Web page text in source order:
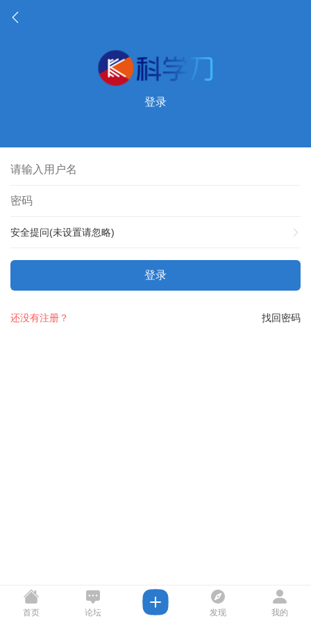
登录
安全提问(未设置请忽略)
登录
找回密码
还没有注册？
首页 论坛 发现 我的